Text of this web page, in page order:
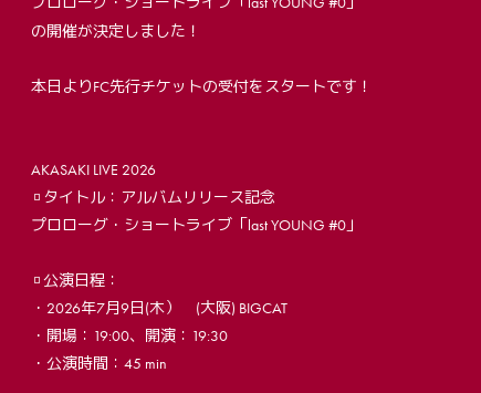
の開催が決定しました！
本日よりFC先行チケットの受付をスタートです！
AKASAKI LIVE 2026
▫️タイトル：アルバムリリース記念
プロローグ・ショートライブ「last YOUNG #0」
▫️公演日程：
・2026年7月9日(木） (大阪) BIGCAT
・開場：19:00、開演：19:30
・公演時間：45 min